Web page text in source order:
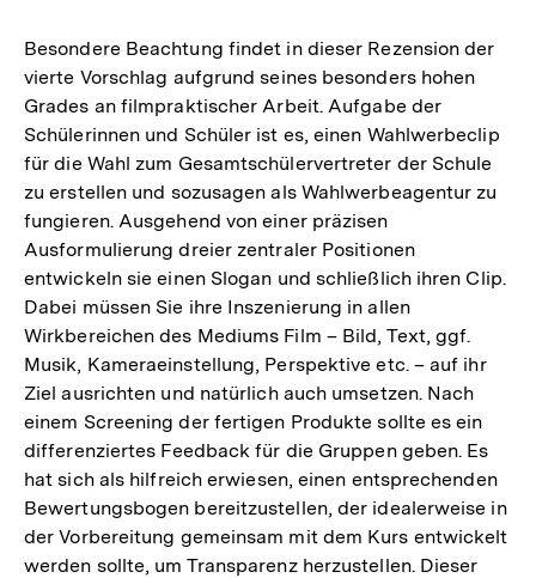
Besondere Beachtung findet in dieser Rezension der
vierte Vorschlag aufgrund seines besonders hohen
Grades an filmpraktischer Arbeit. Aufgabe der
Schülerinnen und Schüler ist es, einen Wahlwerbeclip
für die Wahl zum Gesamtschülervertreter der Schule
zu erstellen und sozusagen als Wahlwerbeagentur zu
fungieren. Ausgehend von einer präzisen
Ausformulierung dreier zentraler Positionen
entwickeln sie einen Slogan und schließlich ihren Clip.
Dabei müssen Sie ihre Inszenierung in allen
Wirkbereichen des Mediums Film – Bild, Text, ggf.
Musik, Kameraeinstellung, Perspektive etc. – auf ihr
Ziel ausrichten und natürlich auch umsetzen. Nach
einem Screening der fertigen Produkte sollte es ein
differenziertes Feedback für die Gruppen geben. Es
hat sich als hilfreich erwiesen, einen entsprechenden
Bewertungsbogen bereitzustellen, der idealerweise in
der Vorbereitung gemeinsam mit dem Kurs entwickelt
werden sollte, um Transparenz herzustellen. Dieser